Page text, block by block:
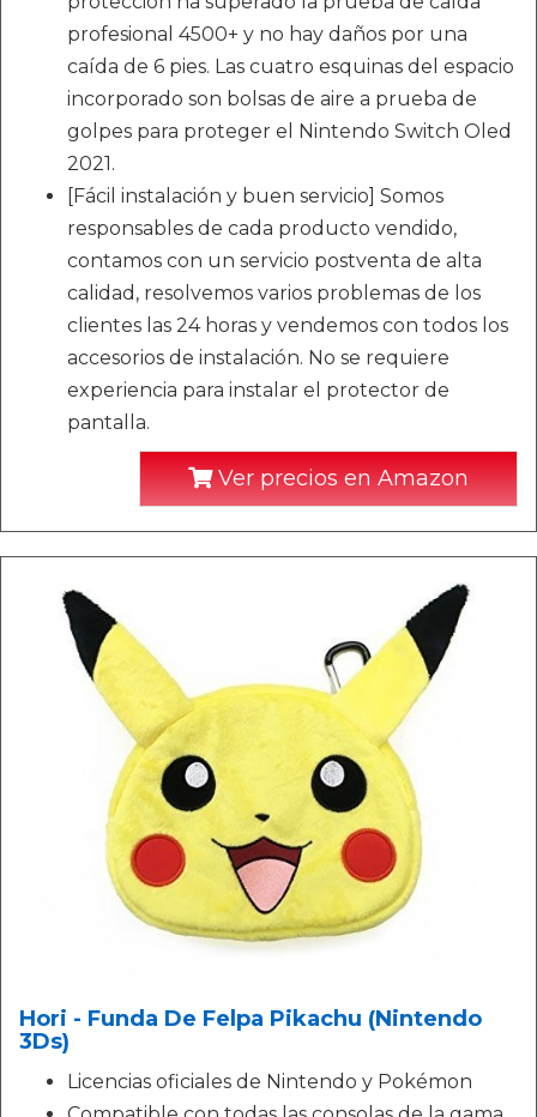
profesional 4500+ y no hay daños por una
caída de 6 pies. Las cuatro esquinas del espacio
incorporado son bolsas de aire a prueba de
golpes para proteger el Nintendo Switch Oled
2021.
[Fácil instalación y buen servicio] Somos
responsables de cada producto vendido,
contamos con un servicio postventa de alta
calidad, resolvemos varios problemas de los
clientes las 24 horas y vendemos con todos los
accesorios de instalación. No se requiere
experiencia para instalar el protector de
pantalla.
Ver precios en Amazon
Hori - Funda De Felpa Pikachu (Nintendo
3Ds)
Licencias oficiales de Nintendo y Pokémon